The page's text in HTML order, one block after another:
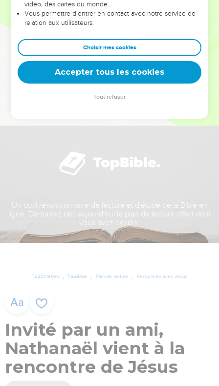
sont elles qui les ont façonnés.
Dans cette conférence, leaders, entrepreneurs, et responsables
clés pour avancer avec plus de sagesse afin que leurs erreurs
deviennent vos tremplins. Que vous guidiez un ministère, une
équipe, un groupe ou une famille, leur expérience est faite
Un outil révolutionnaire de lecture et d'étude de la Bible en
ligne. Démarrez dès aujourd'hui le plan de lecture offert dont
vous avez besoin.
TopChrétien TopBible Plan de lecture Rencontres avec Jésus
Invité par un ami,
Nathanaël vient à la
rencontre de Jésus
vidéo, des cartes du monde…
Vous permettre d'entrer en contact avec notre service de
relation aux utilisateurs.
Choisir mes cookies
Accepter tous les cookies
Tout refuser